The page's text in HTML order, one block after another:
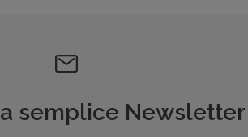
semplice Newsletter